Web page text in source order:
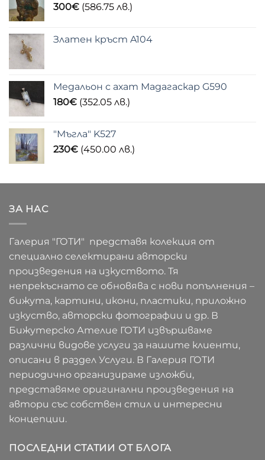
300€ (586.75 лв.)
Златен кръст A104
Медальон с ахат Мадагаскар G590
180€ (352.05 лв.)
"Мъгла" K527
230€ (450.00 лв.)
ЗА НАС
Галерия "ГОТИ" представя колекция от
специално селектирани авторски
произведения на изкуството. Тя
непрекъснато се обновява с нови попълнения –
бижута, картини, икони, пластики, приложно
изкуство, авторски фотографии и др. В
Бижутерско Ателие ГОТИ извършваме
различни видове услуги за нашите клиенти,
описани в раздел Услуги. В Галерия ГОТИ
периодично организираме изложби,
представяме оригинални произведения на
автори със собствен стил и интересни
концепции.
ПОСЛЕДНИ СТАТИИ ОТ БЛОГА